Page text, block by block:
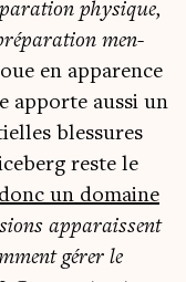
phy­sique,
men­
en appa­rence
apporte aus­si un
bles­sures
reste le
un domaine
appa­raissent
gérer le